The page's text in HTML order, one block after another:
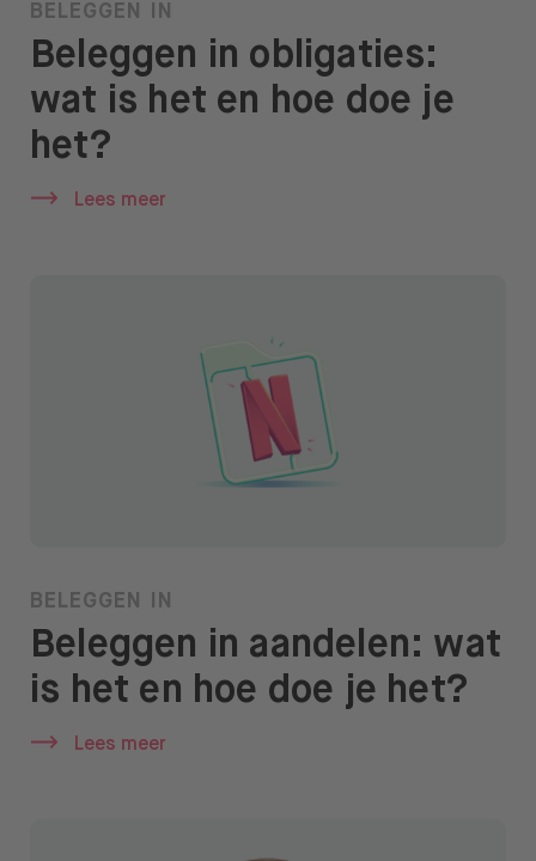
BELEGGEN IN
Beleggen in obligaties:
wat is het en hoe doe je
het?
Lees meer
BELEGGEN IN
Beleggen in aandelen: wat
is het en hoe doe je het?
Lees meer